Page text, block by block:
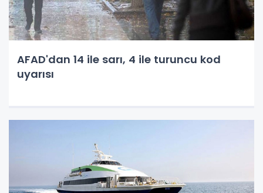
AFAD'dan 14 ile sarı, 4 ile turuncu kod
uyarısı